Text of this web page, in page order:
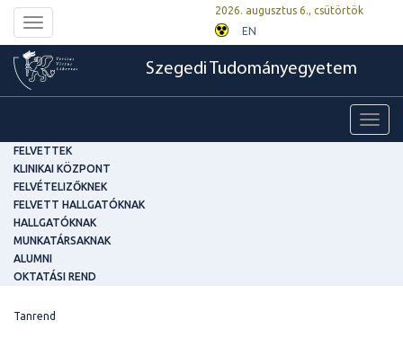
Toggle
navigation
2026. augusztus 6., csütörtök
EN
Szegedi Tudományegyetem
FELVETTEK
KLINIKAI KÖZPONT
FELVÉTELIZŐKNEK
FELVETT HALLGATÓKNAK
HALLGATÓKNAK
MUNKATÁRSAKNAK
ALUMNI
OKTATÁSI REND
Tanrend